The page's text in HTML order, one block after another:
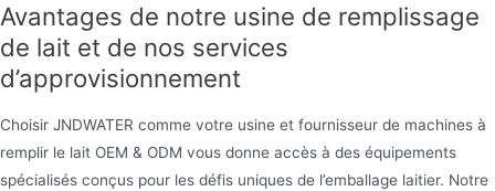
Avantages de notre usine de remplissage
de lait et de nos services
d’approvisionnement
Choisir JNDWATER comme votre usine et fournisseur de machines à
remplir le lait OEM & ODM vous donne accès à des équipements
spécialisés conçus pour les défis uniques de l’emballage laitier. Notre